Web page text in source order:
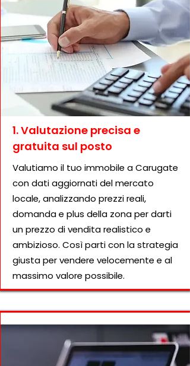
1. Valutazione precisa e
gratuita sul posto
Valutiamo il tuo immobile a Carugate
con dati aggiornati del mercato
locale, analizzando prezzi reali,
domanda e plus della zona per darti
un prezzo di vendita realistico e
ambizioso. Così parti con la strategia
giusta per vendere velocemente e al
massimo valore possibile.